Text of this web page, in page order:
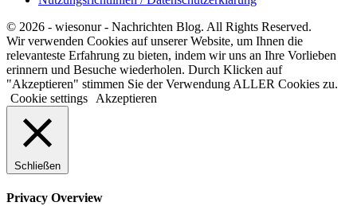
© 2026 - wiesonur - Nachrichten Blog. All Rights Reserved.
Wir verwenden Cookies auf unserer Website, um Ihnen die
relevanteste Erfahrung zu bieten, indem wir uns an Ihre Vorlieben
erinnern und Besuche wiederholen. Durch Klicken auf
"Akzeptieren" stimmen Sie der Verwendung ALLER Cookies zu.
Cookie settings
Akzeptieren
Schließen
Privacy Overview